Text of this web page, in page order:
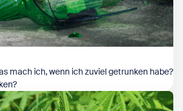
mach ich, wenn ich zuviel getrunken habe?